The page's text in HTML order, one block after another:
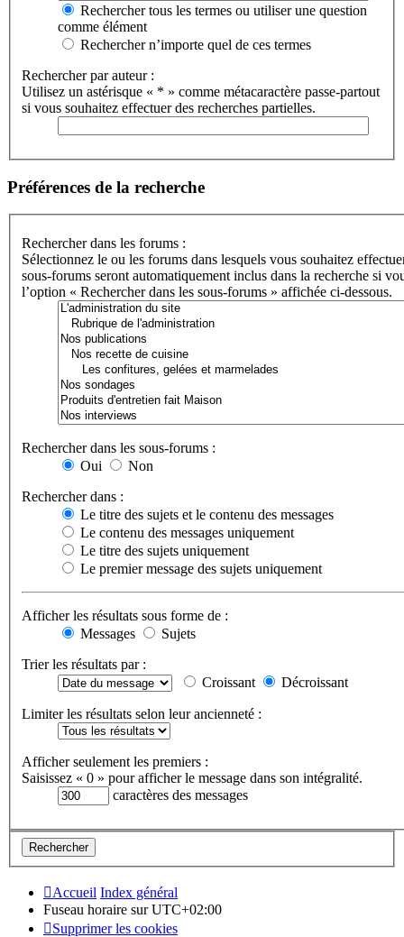
Rechercher tous les termes ou utiliser une question
comme élément
Rechercher n’importe quel de ces termes
Rechercher par auteur :
Utilisez un astérisque « * » comme métacaractère passe-partout
si vous souhaitez effectuer des recherches partielles.
Préférences de la recherche
Rechercher dans les forums :
Sélectionnez le ou les forums dans lesquels vous souhaitez
sous-forums seront automatiquement inclus dans la recherche si
l’option « Rechercher dans les sous-forums » affichée ci-dessous.
Rechercher dans les sous-forums :
Oui
Non
Rechercher dans :
Le titre des sujets et le contenu des messages
Le contenu des messages uniquement
Le titre des sujets uniquement
Le premier message des sujets uniquement
Afficher les résultats sous forme de :
Messages
Sujets
Trier les résultats par :
Croissant
Décroissant
Limiter les résultats selon leur ancienneté :
Afficher seulement les premiers :
Saisissez « 0 » pour afficher le message dans son intégralité.
caractères des messages
Accueil Index général
Fuseau horaire surUTC+02:00
Supprimer les cookies